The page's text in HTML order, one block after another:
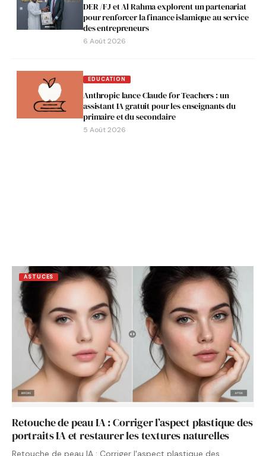
DER /FJ et Al Rahma explorent un partenariat
pour renforcer la finance islamique au service
des entrepreneurs
6 Août 2026
EDUCATION
Anthropic lance Claude for Teachers : un
assistant IA gratuit pour les enseignants du
primaire et du secondaire
5 Août 2026
ASTUCES
Retouche de peau IA : Corriger l’aspect plastique des
portraits IA et restaurer les textures naturelles
Retouche de peau IA : Corriger l'aspect plastique des